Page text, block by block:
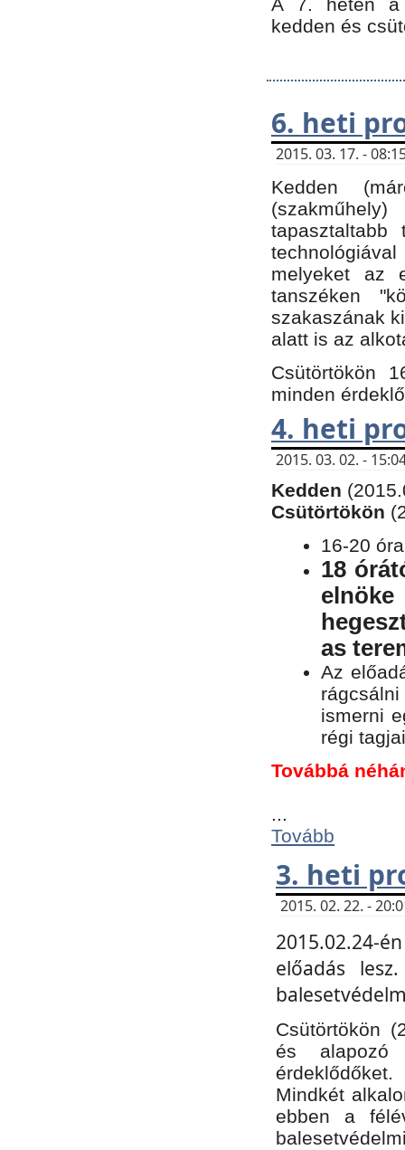
kedden és
6. heti
2015. 03. 17. -
Kedden
tapasztaltabb
melyeket az
tanszéken
szakaszának
alatt is az
Csütörtökön
minden
4. heti
2015. 03. 02. -
Kedden
Csütörtökön
16-20
18
as
Az
ismerni
régi
Továbbá
...
Tovább
3. heti
2015. 02. 22. -
2015.02.24-
előadás
Csütörtökön
és alapozó
érdeklődőket.
Mindkét
ebben a